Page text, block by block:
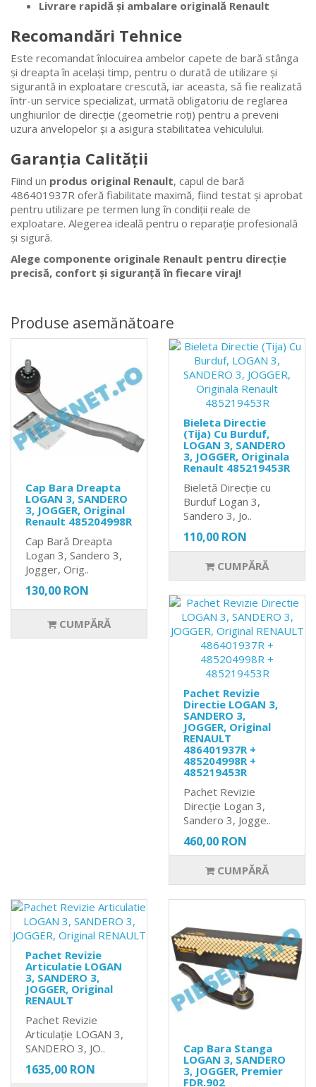
Livrare rapidă și ambalare originală Renault
Recomandări Tehnice
Este recomandat înlocuirea ambelor capete de bară stânga
și dreapta în același timp, pentru o durată de utilizare și
sigurantă in exploatare crescută, iar aceasta, să fie realizată
într-un service specializat, urmată obligatoriu de reglarea
unghiurilor de direcție (geometrie roți) pentru a preveni
uzura anvelopelor și a asigura stabilitatea vehiculului.
Garanția Calității
Fiind un produs original Renault, capul de bară
486401937R oferă fiabilitate maximă, fiind testat și aprobat
pentru utilizare pe termen lung în condiții reale de
exploatare. Alegerea ideală pentru o reparație profesională
și sigură.
Alege componente originale Renault pentru direcție
precisă, confort și siguranță în fiecare viraj!
Produse asemănătoare
Cap Bara Dreapta
LOGAN 3, SANDERO
3, JOGGER, Original
Renault 485204998R
Cap Bară Dreapta
Logan 3, Sandero 3,
Jogger, Orig..
130,00 RON
CUMPĂRĂ
Bieleta Directie
(Tija) Cu Burduf,
LOGAN 3, SANDERO
3, JOGGER, Originala
Renault 485219453R
Bieletă Direcție cu
Burduf Logan 3,
Sandero 3, Jo..
110,00 RON
CUMPĂRĂ
Pachet Revizie
Directie LOGAN 3,
SANDERO 3,
JOGGER, Original
RENAULT
486401937R +
485204998R +
485219453R
Pachet Revizie
Direcție Logan 3,
Sandero 3, Jogge..
460,00 RON
CUMPĂRĂ
Pachet Revizie
Articulatie LOGAN
3, SANDERO 3,
JOGGER, Original
RENAULT
Pachet Revizie
Articulație LOGAN 3,
SANDERO 3, JO..
1635,00 RON
Cap Bara Stanga
LOGAN 3, SANDERO
3, JOGGER, Premier
FDR.902